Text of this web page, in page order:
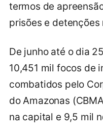
termos de
prisões e detenções
De junho até o dia
10,451 mil focos de
combatidos pelo
do Amazonas
na capital e 9,5 mil